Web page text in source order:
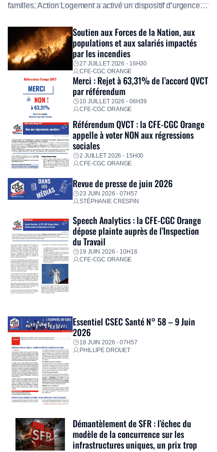
familles, Action Logement a activé un dispositif d’urgence
Fidèle à sa mission d’utilité sociale, le Groupe mobilise
immédiatement ses équipes afin de proposer un diagnostic
personnalisé, des aides financières pour faire face aux
premières dépenses, […]
Soutien aux Forces de la Nation, aux
populations et aux salariés impactés
par les incendies
27 JUILLET 2026 - 16H30
CFE-CGC ORANGE
Merci : Rejet à 63,31% de l’accord QVCT
par référendum
10 JUILLET 2026 - 06H39
CFE-CGC ORANGE
Référendum QVCT : la CFE-CGC Orange
appelle à voter NON aux régressions
sociales
2 JUILLET 2026 - 15H00
CFE-CGC ORANGE
Revue de presse de juin 2026
23 JUIN 2026 - 07H57
STÉPHANIE CRESPIN
Speech Analytics : la CFE-CGC Orange
dépose plainte auprès de l’Inspection
du Travail
19 JUIN 2026 - 10H16
CFE-CGC ORANGE
Essentiel CSEC Santé N° 58 – 9 Juin
2026
18 JUIN 2026 - 07H57
PHILLIPE DROUET
Démantèlement de SFR : l’échec du
modèle de la concurrence sur les
infrastructures uniques, un prix trop